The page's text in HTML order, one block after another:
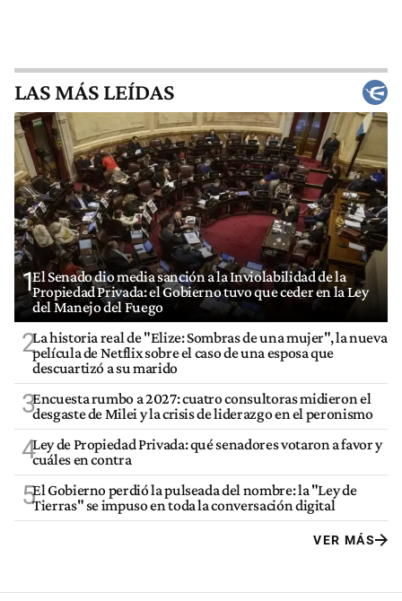
LAS MÁS LEÍDAS
1El Senado dio media sanción a la Inviolabilidad de la
Propiedad Privada: el Gobierno tuvo que ceder en la Ley
del Manejo del Fuego
2La historia real de "Elize: Sombras de una mujer", la nueva
película de Netflix sobre el caso de una esposa que
descuartizó a su marido
3Encuesta rumbo a 2027: cuatro consultoras midieron el
desgaste de Milei y la crisis de liderazgo en el peronismo
4Ley de Propiedad Privada: qué senadores votaron a favor y
cuáles en contra
5El Gobierno perdió la pulseada del nombre: la "Ley de
Tierras" se impuso en toda la conversación digital
VER MÁS